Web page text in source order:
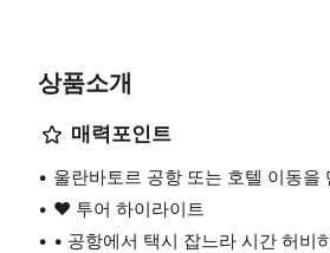
상품소개
매력포인트
울란바토르 공항 또는 호텔 이동
❤️ 투어 하이라이트
• 공항에서 택시 잡느라 시간 허비